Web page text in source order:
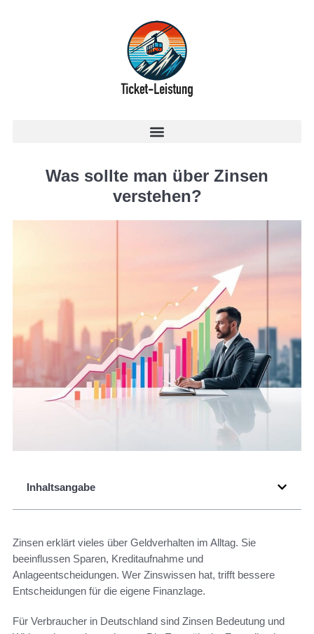
Was sollte man über Zinsen
verstehen?
Inhaltsangabe
Zinsen erklärt vieles über Geldverhalten im Alltag. Sie
beeinflussen Sparen, Kreditaufnahme und
Anlageentscheidungen. Wer Zinswissen hat, trifft bessere
Entscheidungen für die eigene Finanzlage.
Für Verbraucher in Deutschland sind Zinsen Bedeutung und